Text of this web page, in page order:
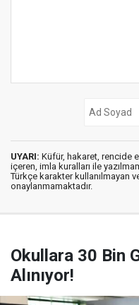
UYARI: Küfür, hakaret, rencide
içeren, imla kuralları ile
Türkçe karakter kullanılmayan
onaylanmamaktadır.
Okullara 30 Bin
Alınıyor!